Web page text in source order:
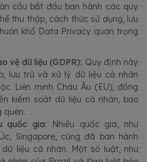
cầu bắt đầu ban hành các quy
thu thập, cách thức sử dụng, lưu
khổ Data Privacy quan trọng
vệ dữ liệu (GDPR): Quy định này
lưu trữ và xử lý dữ liệu cá nhân
Liên minh Châu Âu (EU), đồng
kiểm soát dữ liệu cá nhân, bao
quên.
quốc gia: Nhiều quốc gia, như
Singapore, cũng đã ban hành
liệu cá nhân. Một số luật, như